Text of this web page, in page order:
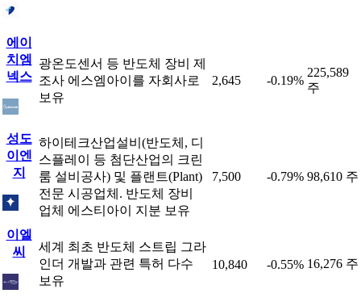
에이
치엠
넥스
광온도센서 등 반도체 장비 제
조사 에스엠아이를 자회사로
보유
2,645 -0.19%
225,589
주
성도
이엔
지
하이테크산업설비(반도체, 디
스플레이 등 첨단산업의 크린
룸 설비공사) 및 플랜트(Plant)
전문 시공업체. 반도체 장비
업체 에스티아이 지분 보유
7,500 -0.79% 98,610 주
이엘
씨
세계 최초 반도체 스트립 그라
인더 개발과 관련 특허 다수
보유
10,840 -0.55% 16,276 주